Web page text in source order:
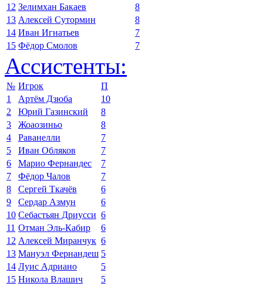
12 Зелимхан Бакаев
8
13 Алексей Сутормин
8
14 Иван Игнатьев
7
15 Фёдор Смолов 7
Ассистенты:
№ Игрок
П
1
Артём Дзюба
10
2
Юрий Газинский
8
3
Жоаозиньо
8
4
Раванелли
7
5
Иван Обляков
7
6
Марио Фернандес
7
7
Фёдор Чалов
7
8
Сергей Ткачёв
6
9
Сердар Азмун
6
10 Себастьян Дриусси 6
11 Отман Эль-Кабир
6
12 Алексей Миранчук 6
13 Мануэл Фернандеш 5
14 Луис Адриано
5
15 Никола Влашич 5